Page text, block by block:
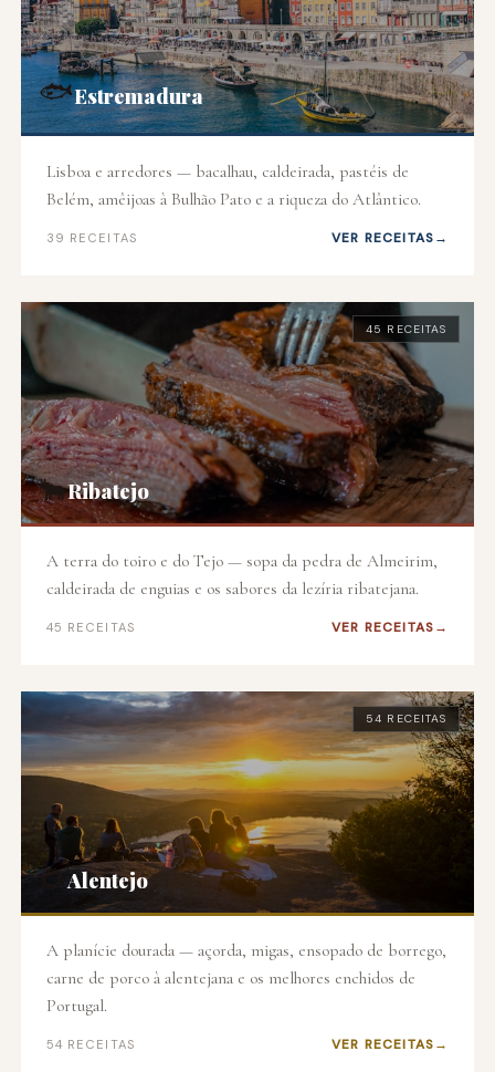
🐟Estremadura
Lisboa e arredores — bacalhau, caldeirada, pastéis de
Belém, amêijoas à Bulhão Pato e a riqueza do Atlântico.
39 RECEITAS VER RECEITAS
45 RECEITAS
🐂Ribatejo
A terra do toiro e do Tejo — sopa da pedra de Almeirim,
caldeirada de enguias e os sabores da lezíria ribatejana.
45 RECEITAS VER RECEITAS
54 RECEITAS
🌻Alentejo
A planície dourada — açorda, migas, ensopado de borrego,
carne de porco à alentejana e os melhores enchidos de
Portugal.
54 RECEITAS VER RECEITAS